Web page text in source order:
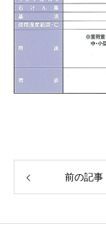
前の記事